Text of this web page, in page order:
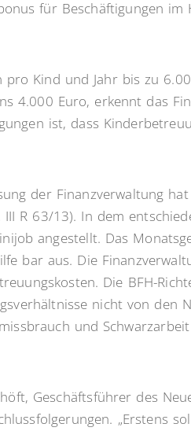
für Beschäftigungen im
pro Kind und Jahr bis zu
4.000 Euro, erkennt das
ist, dass
der Finanzverwaltung
III R 63/13). In dem
angestellt. Das
bar aus. Die
Die BFH-
nicht von den
und
Geschäftsführer des
„Erstens